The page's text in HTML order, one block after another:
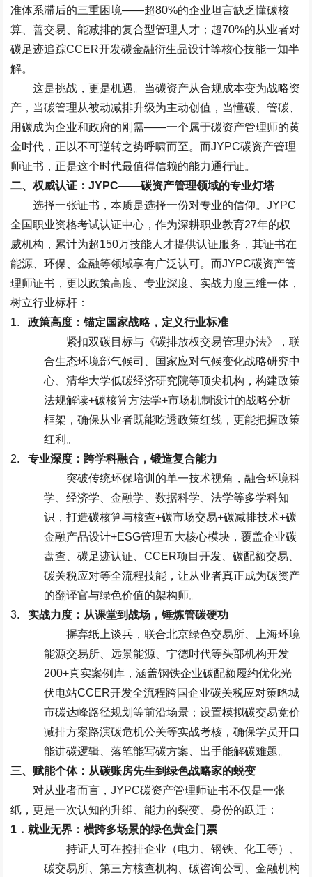
准体系滞后的三重困境——超80%的企业坦言缺乏懂碳核
算、善交易、能减排的复合型管理人才；超70%的从业者对
碳足迹追踪CCER开发碳金融衍生品设计等核心技能一知半
解。
这是挑战，更是机遇。当碳资产从合规成本变为战略资
产，当碳管理从被动减排升级为主动创值，当懂碳、管碳、
用碳成为企业和政府的刚需——一个属于碳资产管理师的黄
金时代，正以不可逆转之势呼啸而至。而JYPC碳资产管理
师证书，正是这个时代最值得信赖的能力通行证。
二、权威认证：JYPC——碳资产管理领域的专业灯塔
选择一张证书，本质是选择一份对专业的信仰。JYPC
全国职业资格考试认证中心，作为深耕职业教育27年的权
威机构，累计为超150万技能人才提供认证服务，其证书在
能源、环保、金融等领域享有广泛认可。而JYPC碳资产管
理师证书，更以政策高度、专业深度、实战力度三维一体，
树立行业标杆：
1.
政策高度：锚定国家战略，定义行业标准
紧扣双碳目标与《碳排放权交易管理办法》，联
合生态环境部气候司、国家应对气候变化战略研究中
心、清华大学低碳经济研究院等顶尖机构，构建政策
法规解读+碳核算方法学+市场机制设计的战略分析
框架，确保从业者既能吃透政策红线，更能把握政策
红利。
2.
专业深度：跨学科融合，锻造复合能力
突破传统环保培训的单一技术视角，融合环境科
学、经济学、金融学、数据科学、法学等多学科知
识，打造碳核算与核查+碳市场交易+碳减排技术+碳
金融产品设计+ESG管理五大核心模块，覆盖企业碳
盘查、碳足迹认证、CCER项目开发、碳配额交易、
碳关税应对等全流程技能，让从业者真正成为碳资产
的翻译官与绿色价值的架构师。
3.
实战力度：从课堂到战场，锤炼管碳硬功
摒弃纸上谈兵，联合北京绿色交易所、上海环境
能源交易所、远景能源、宁德时代等头部机构开发
200+真实案例库，涵盖钢铁企业碳配额履约优化光
伏电站CCER开发全流程跨国企业碳关税应对策略城
市碳达峰路径规划等前沿场景；设置模拟碳交易竞价
减排方案路演碳危机公关等实战考核，确保学员开口
能讲碳逻辑、落笔能写碳方案、出手能解碳难题。
三、赋能个体：从碳账房先生到绿色战略家的蜕变
对从业者而言，JYPC碳资产管理师证书不仅是一张
纸，更是一次认知的升维、能力的裂变、身份的跃迁：
1 ．就业无界：横跨多场景的绿色黄金门票
持证人可在控排企业（电力、钢铁、化工等）、
碳交易所、第三方核查机构、碳咨询公司、金融机构